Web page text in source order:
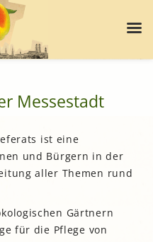
Messestadt
ist eine
und Bürgern in der
aller Themen rund
Gärtnern
für die Pflege von